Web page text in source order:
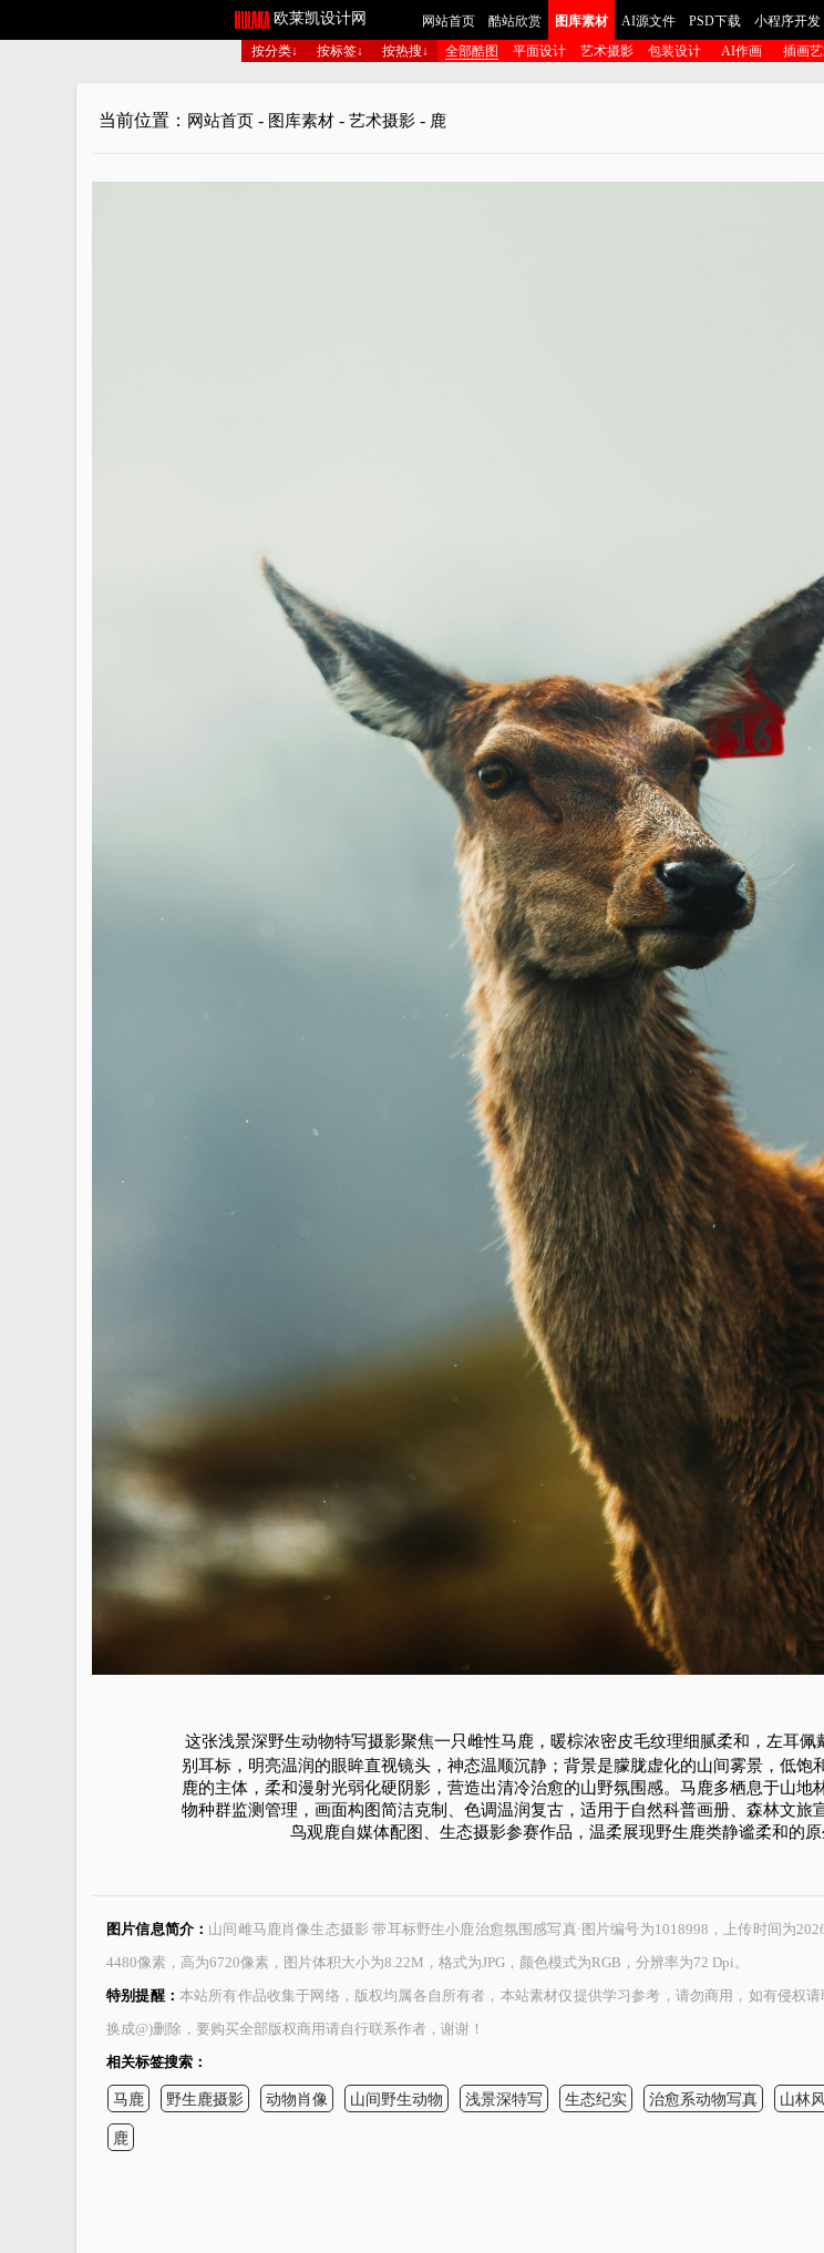
欧莱凯设计网 网站首页 酷站欣赏 图库素材 AI源文件 PSD下载 小程序开发
按分类↓
按标签↓ 按热搜↓ 全部酷图 平面设计 艺术摄影 包装设计 AI作画 插画
当前位置： 网站首页- 图库素材- 艺术摄影- 鹿
这张浅景深野生动物特写摄影聚焦一只雌性马鹿，暖棕浓密皮毛纹理细腻柔和，左耳佩
别耳标，明亮温润的眼眸直视镜头，神态温顺沉静；背景是朦胧虚化的山间雾景，低饱
鹿的主体，柔和漫射光弱化硬阴影，营造出清冷治愈的山野氛围感。马鹿多栖息于山地
物种群监测管理，画面构图简洁克制、色调温润复古，适用于自然科普画册、森林文旅
鸟观鹿自媒体配图、生态摄影参赛作品，温柔展现野生鹿类静谧柔和的原
图片信息简介： 山间雌马鹿肖像生态摄影 带耳标野生小鹿治愈氛围感写真·图片编号为1018998，上传时间为
4480像素，高为6720像素，图片体积大小为8.22M，格式为JPG，颜色模式为RGB，分辨率为72 Dpi。
特别提醒： 本站所有作品收集于网络，版权均属各自所有者，本站素材仅提供学习参考，请勿商用，如有侵权请
换成@)删除，要购买全部版权商用请自行联系作者，谢谢！
相关标签搜索：
马鹿 野生鹿摄影 动物肖像 山间野生动物 浅景深特写 生态纪实 治愈系动物写真 山林
鹿